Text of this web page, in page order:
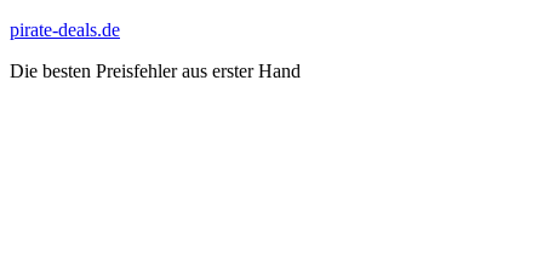
Zum
springen
pirate-deals.de
Die besten Preisfehler aus erster Hand